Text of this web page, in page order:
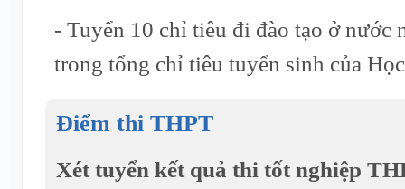
- Tuyển 10 chỉ tiêu đi đào tạo ở nước
trong tổng chỉ tiêu tuyển sinh của
Điểm thi THPT
Xét tuyển kết quả thi tốt nghiệp